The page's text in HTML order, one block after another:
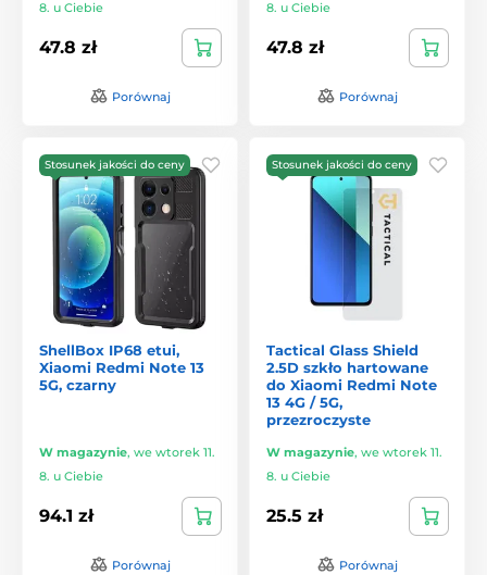
8. u Ciebie
47.8 zł
Porównaj
8. u Ciebie
47.8 zł
Porównaj
Stosunek jakości do ceny
ShellBox IP68 etui,
Xiaomi Redmi Note 13
5G, czarny
W magazynie, we wtorek 11.
8. u Ciebie
94.1 zł
Porównaj
Stosunek jakości do ceny
Tactical Glass Shield
2.5D szkło hartowane
do Xiaomi Redmi Note
13 4G / 5G,
przezroczyste
W magazynie, we wtorek 11.
8. u Ciebie
25.5 zł
Porównaj